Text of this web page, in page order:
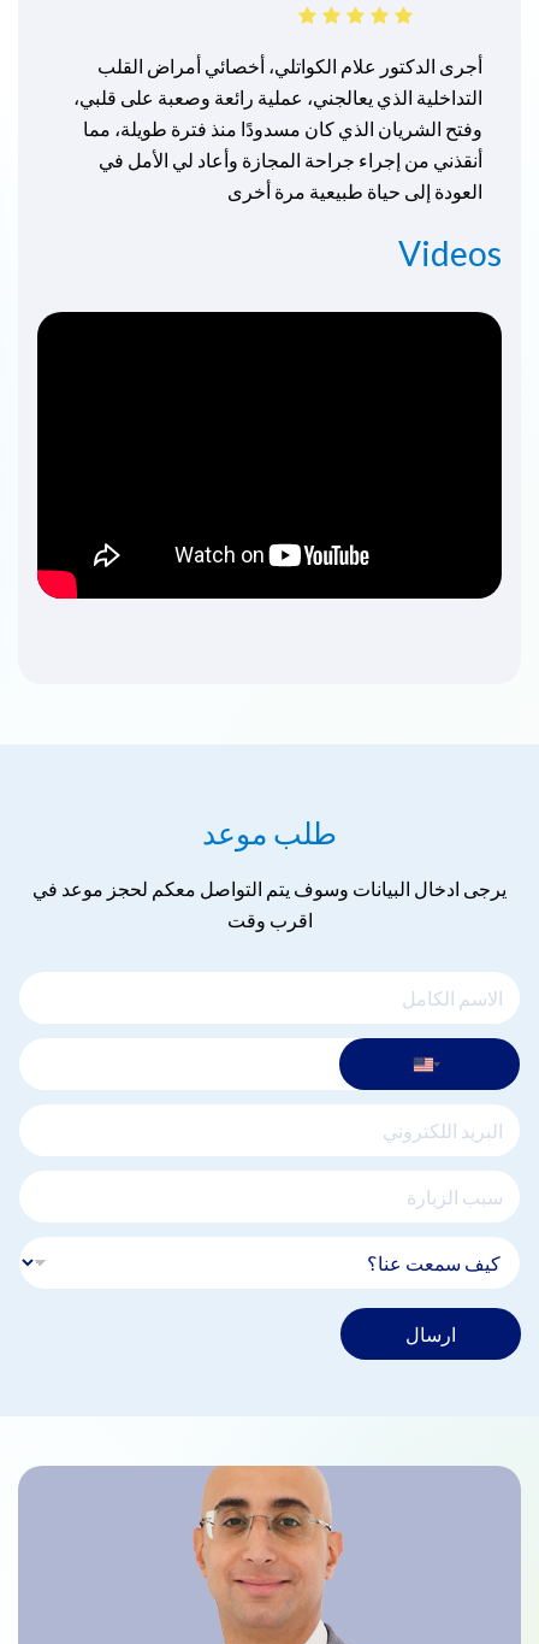
أجرى الدكتور علام الكواتلي، أخصائي أمراض القلب
التداخلية الذي يعالجني، عملية رائعة وصعبة على قلبي،
وفتح الشريان الذي كان مسدودًا منذ فترة طويلة، مما
أنقذني من إجراء جراحة المجازة وأعاد لي الأمل في
العودة إلى حياة طبيعية مرة أخرى
Videos
طلب موعد
يرجى ادخال البيانات وسوف يتم التواصل معكم لحجز موعد في
اقرب وقت
ارسال